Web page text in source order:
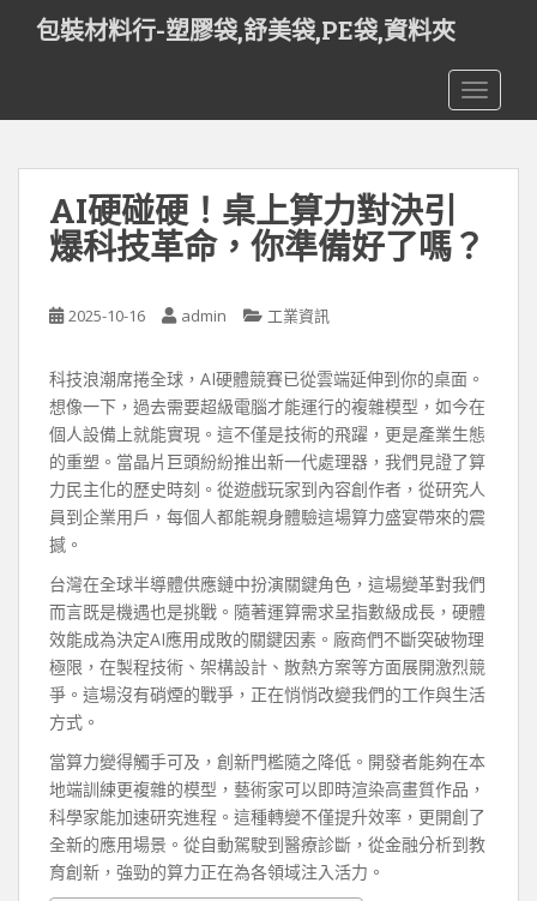
t
包裝材料行-塑膠袋,舒美袋,PE袋,資料夾
AI硬碰硬！桌上算力對決引
爆科技革命，你準備好了嗎？
2025-10-16 admin 工業資訊
科技浪潮席捲全球，AI硬體競賽已從雲端延伸到你的桌面。
想像一下，過去需要超級電腦才能運行的複雜模型，如今在
個人設備上就能實現。這不僅是技術的飛躍，更是產業生態
的重塑。當晶片巨頭紛紛推出新一代處理器，我們見證了算
力民主化的歷史時刻。從遊戲玩家到內容創作者，從研究人
員到企業用戶，每個人都能親身體驗這場算力盛宴帶來的震
撼。
台灣在全球半導體供應鏈中扮演關鍵角色，這場變革對我們
而言既是機遇也是挑戰。隨著運算需求呈指數級成長，硬體
效能成為決定AI應用成敗的關鍵因素。廠商們不斷突破物理
極限，在製程技術、架構設計、散熱方案等方面展開激烈競
爭。這場沒有硝煙的戰爭，正在悄悄改變我們的工作與生活
方式。
當算力變得觸手可及，創新門檻隨之降低。開發者能夠在本
地端訓練更複雜的模型，藝術家可以即時渲染高畫質作品，
科學家能加速研究進程。這種轉變不僅提升效率，更開創了
全新的應用場景。從自動駕駛到醫療診斷，從金融分析到教
育創新，強勁的算力正在為各領域注入活力。